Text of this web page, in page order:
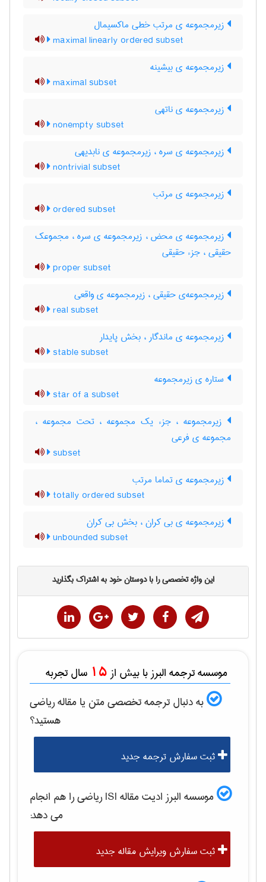
زیرمجموعه ی مرتب خطی ماکسیمال
maximal linearly ordered subset
زیرمجموعه ی بیشینه
maximal subset
زیرمجموعه ی ناتهی
nonempty subset
زیرمجموعه ی سره ، زیرمجموعه ی نابدیهی
nontrivial subset
زیرمجموعه ی مرتب
ordered subset
زیرمجموعه ی محض ، زیرمجموعه ی سره ، مجموعک
حقیقی ، جزء حقیقی
proper subset
زیرمجموعه‌ی حقیقی ، زیرمجموعه ی واقعی
real subset
زیرمجموعه ی ماندگار ، بخش پایدار
stable subset
ستاره ی زیرمجموعه
star of a subset
زیرمجموعه ، جزء یک مجموعه ، تحت مجموعه ،
مجموعه ی فرعی
subset
زیرمجموعه ی تماما مرتب
totally ordered subset
زیرمجموعه ی بی کران ، بخش بی کران
unbounded subset
این واژه تخصصی را با دوستان خود به اشتراک بگذارید
موسسه ترجمه البرز با بیش از 15 سال تجربه
به دنبال ترجمه تخصصی متن یا مقالهرياضی
هستید؟
ثبت سفارش ترجمه جدید
موسسه البرز ادیت مقاله ISI رياضیرا هم انجام
می دهد:
ثبت سفارش ویرایش مقاله جدید